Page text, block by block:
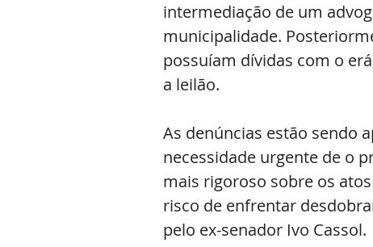
intermediação de um
municipalidade.
possuíam dívidas com o
a leilão.
As denúncias estão sendo
necessidade urgente de o
mais rigoroso sobre os
risco de enfrentar
pelo ex-senador Ivo Cassol.